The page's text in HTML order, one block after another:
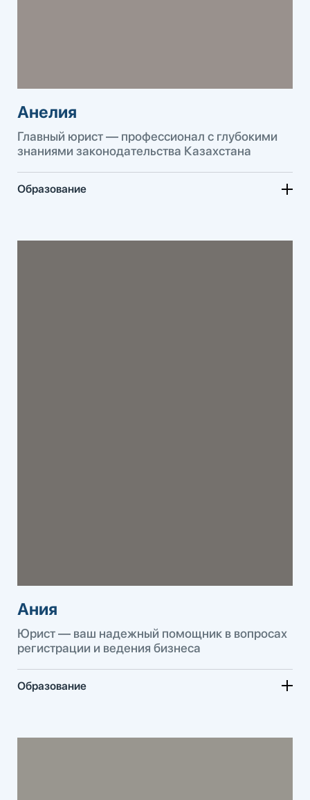
Анелия
Главный юрист — профессионал с глубокими
знаниями законодательства Казахстана
Образование
Ания
Юрист — ваш надежный помощник в вопросах
регистрации и ведения бизнеса
Образование